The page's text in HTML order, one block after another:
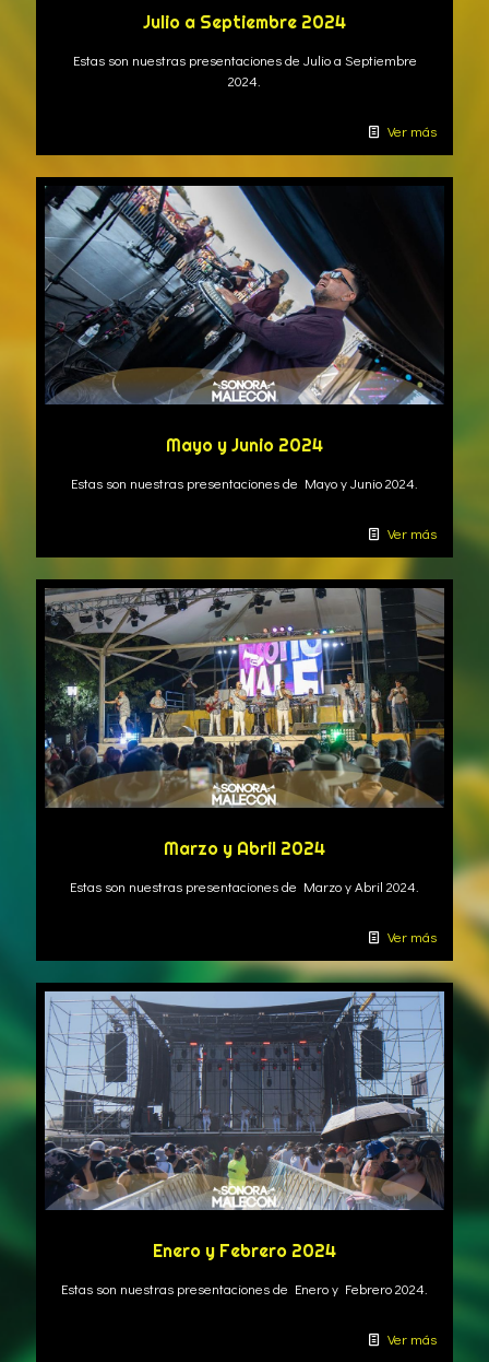
Julio a Septiembre 2024
Estas son nuestras presentaciones de Julio a Septiembre
2024.
Ver más
Mayo y Junio 2024
Estas son nuestras presentaciones de Mayo y Junio 2024.
Ver más
Marzo y Abril 2024
Estas son nuestras presentaciones de Marzo y Abril 2024.
Ver más
Enero y Febrero 2024
Estas son nuestras presentaciones de Enero y Febrero 2024.
Ver más